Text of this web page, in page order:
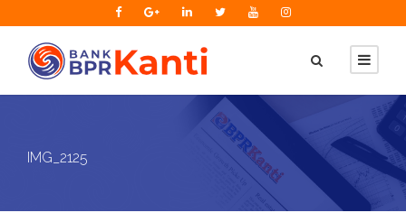
IMG_2125